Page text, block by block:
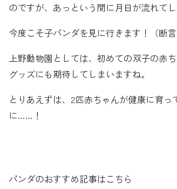
のですが、あっという間に月日が流れてし
今度こそ子パンダを見に行きます！（断言
上野動物園としては、初めての双子の赤ち
グッズにも期待してしまいますね。
とりあえずは、2匹赤ちゃんが健康に育っ
に……！
パンダのおすすめ記事はこちら